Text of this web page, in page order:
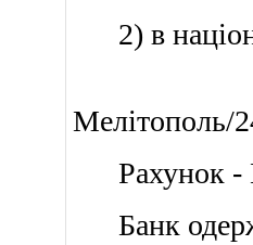
2) в
Мелітополь/
Рахунок
Банк